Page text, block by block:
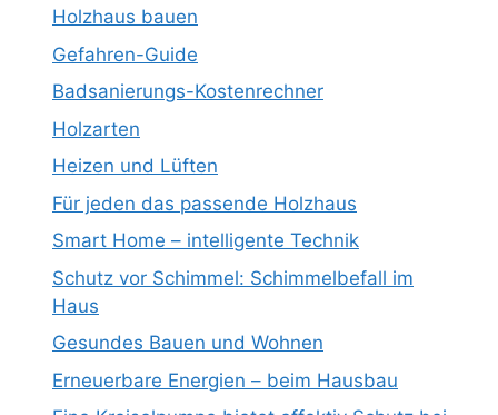
Holzhaus bauen
Gefahren-Guide
Badsanierungs-Kostenrechner
Holzarten
Heizen und Lüften
Für jeden das passende Holzhaus
Smart Home – intelligente Technik
Schutz vor Schimmel: Schimmelbefall im
Haus
Gesundes Bauen und Wohnen
Erneuerbare Energien – beim Hausbau